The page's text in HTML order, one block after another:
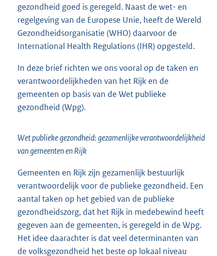
gezondheid goed is geregeld. Naast de wet- en
regelgeving van de Europese Unie, heeft de Wereld
Gezondheidsorganisatie (WHO) daarvoor de
International Health Regulations (IHR) opgesteld.
In deze brief richten we ons vooral op de taken en
verantwoordelijkheden van het Rijk en de
gemeenten op basis van de Wet publieke
gezondheid (Wpg).
Wet publieke gezondheid: gezamenlijke verantwoordelijkheid
van gemeenten en Rijk
Gemeenten en Rijk zijn gezamenlijk bestuurlijk
verantwoordelijk voor de publieke gezondheid. Een
aantal taken op het gebied van de publieke
gezondheidszorg, dat het Rijk in medebewind heeft
gegeven aan de gemeenten, is geregeld in de Wpg.
Het idee daarachter is dat veel determinanten van
de volksgezondheid het beste op lokaal niveau